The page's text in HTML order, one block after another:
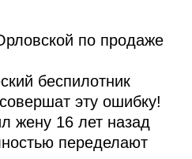
по продаже
беспилотник
эту ошибку!
жену 16 лет назад
переделают